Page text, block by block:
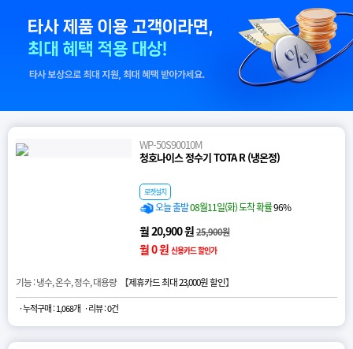
WP-50S90010M
청호나이스 정수기 TOTA R (냉온정)
로켓설치
오늘 출발08월11일(화) 도착 확률96%
월 20,900 원25,900원
월 0 원 신용카드 할인가
기능 : 냉수, 온수, 정수, 대용량 【제휴카드 최대 23,000원 할인】
· 누적구매 : 1,068개 · 리뷰 : 0건